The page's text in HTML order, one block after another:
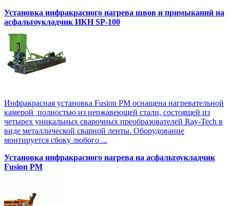
Установка инфракрасного нагрева швов и примыканий на
асфальтоукладчик ИКН SP-100
Инфракрасная установка Fusion PM оснащена нагревательной
камерой полностью из нержавеющей стали, состоящей из
четырех уникальных сварочных преобразователей Ray-Tech в
виде металлической сварной ленты. Оборудование
монтируется сбоку любого ...
Установка инфракрасного нагрева на асфальтоукладчик
Fusion PM